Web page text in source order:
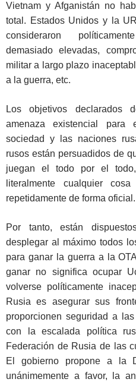
Vietnam y Afganistán no
total. Estados Unidos y la
consideraron
demasiado elevadas,
militar a largo plazo
a la guerra, etc.
Los objetivos declarados
amenaza existencial
sociedad y las naciones
rusos están persuadidos de
juegan el todo por el
literalmente cualquier
repetidamente de forma oficial.
Por tanto, están
desplegar al máximo todos
para ganar la guerra a la
ganar no significa ocupar
volverse políticamente
Rusia es asegurar sus
proporcionen seguridad a
con la escalada política
Federación de Rusia de las
El gobierno propone a la
unánimemente a favor, la